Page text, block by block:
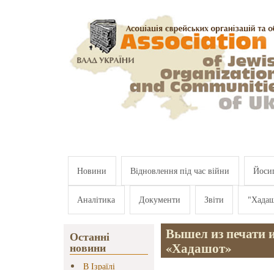
Новини Відновлення під час війни
Аналітика Документи Звіти
Останні
новини
В Ізраїлі
Вышел из печати
«Хадашот»